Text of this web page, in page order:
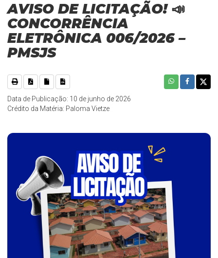
AVISO DE LICITAÇÃO! 📣
CONCORRÊNCIA
ELETRÔNICA 006/2026 –
PMSJS
Data de Publicação: 10 de junho de 2026
Crédito da Matéria: Paloma Vietze